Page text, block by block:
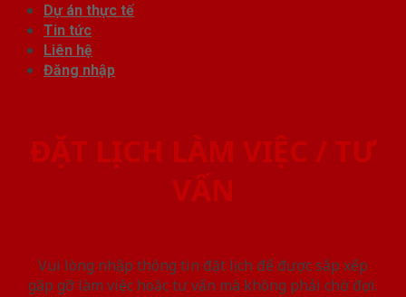
Dự án thực tế
Tin tức
Liên hệ
Đăng nhập
ĐẶT LỊCH LÀM VIỆC / TƯ
VẤN
Vui lòng nhập thông tin đặt lịch để được sắp xếp
gặp gỡ làm việc hoăc tư vấn mà không phải chờ đợi.